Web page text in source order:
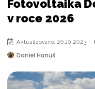
Fotovoltaika
v roce 2026
Aktualizováno: 26.10.2023
Daniel Hanuš